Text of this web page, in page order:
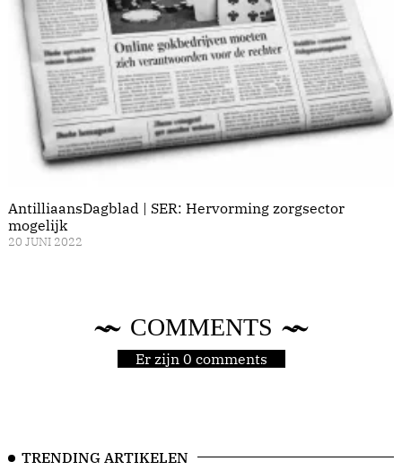
AntilliaansDagblad | SER: Hervorming zorgsector
mogelijk
20 JUNI 2022
COMMENTS
Er zijn 0 comments
TRENDING ARTIKELEN